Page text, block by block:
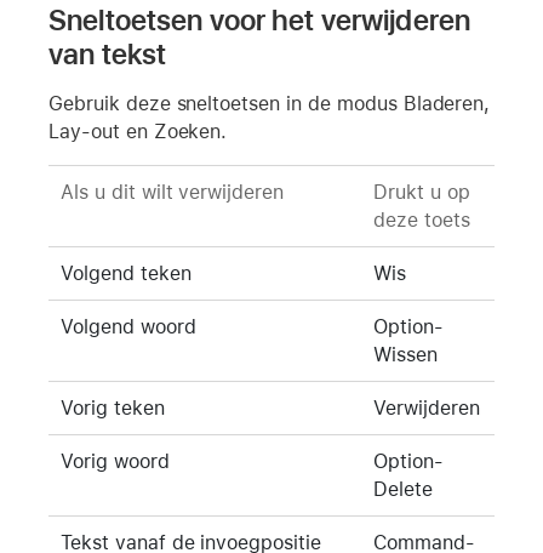
Sneltoetsen voor het verwijderen
van tekst
Gebruik deze sneltoetsen in de modus Bladeren,
Lay-out en Zoeken.
Als u dit wilt verwijderen
Drukt u op
deze toets
Volgend teken Wis
Volgend woord
Option-
Wissen
Vorig teken Verwijderen
Vorig woord
Option-
Delete
Tekst vanaf de invoegpositie Command-